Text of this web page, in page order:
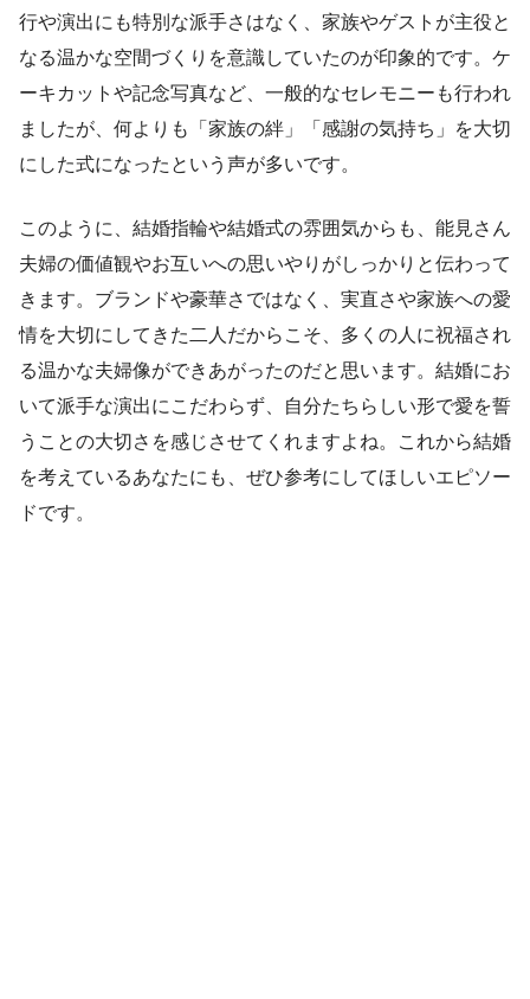
行や演出にも特別な派手さはなく、家族やゲストが主役と
なる温かな空間づくりを意識していたのが印象的です。ケ
ーキカットや記念写真など、一般的なセレモニーも行われ
ましたが、何よりも「家族の絆」「感謝の気持ち」を大切
にした式になったという声が多いです。
このように、結婚指輪や結婚式の雰囲気からも、能見さん
夫婦の価値観やお互いへの思いやりがしっかりと伝わって
きます。ブランドや豪華さではなく、実直さや家族への愛
情を大切にしてきた二人だからこそ、多くの人に祝福され
る温かな夫婦像ができあがったのだと思います。結婚にお
いて派手な演出にこだわらず、自分たちらしい形で愛を誓
うことの大切さを感じさせてくれますよね。これから結婚
を考えているあなたにも、ぜひ参考にしてほしいエピソー
ドです。